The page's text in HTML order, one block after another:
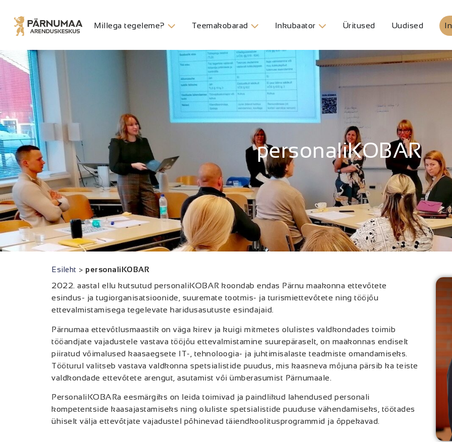
Millega tegeleme? Teemakobarad Inkubaator Üritused Uudised
personaliKOBAR
Esileht > personaliKOBAR
2022. aastal ellu kutsutud personaliKOBAR koondab endas Pärnu maakonna ettevõtete
esindus- ja tugiorganisatsioonide, suuremate tootmis- ja turismiettevõtete ning tööjõu
ettevalmistamisega tegelevate haridusasutuste esindajaid.
Pärnumaa ettevõtlusmaastik on väga kirev ja kuigi mitmetes olulistes valdkondades toimib
tööandjate vajadustele vastava tööjõu ettevalmistamine suurepäraselt, on maakonnas endiselt
piiratud võimalused kaasaegsete IT-, tehnoloogia- ja juhtimisalaste teadmiste omandamiseks.
Tööturul valitseb vastava valdkonna spetsialistide puudus, mis kaasneva mõjuna pärsib ka teiste
valdkondade ettevõtete arengut, asutamist või ümberasumist Pärnumaale.
PersonaliKOBARa eesmärgiks on leida toimivad ja paindlikud lahendused personali
kompetentside kaasajastamiseks ning oluliste spetsialistide puuduse vähendamiseks, töötades
ühiselt välja ettevõtjate vajadustel põhinevad täiendkoolitusprogrammid ja õppekavad.